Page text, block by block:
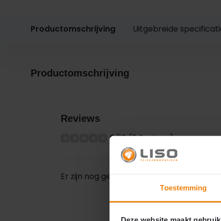
Toestemming
Productomschrijving Uitgebreide
Productomschrijving
Reviews
0/10 (0 Reviews)
Er zijn nog geen reviews geschreven over